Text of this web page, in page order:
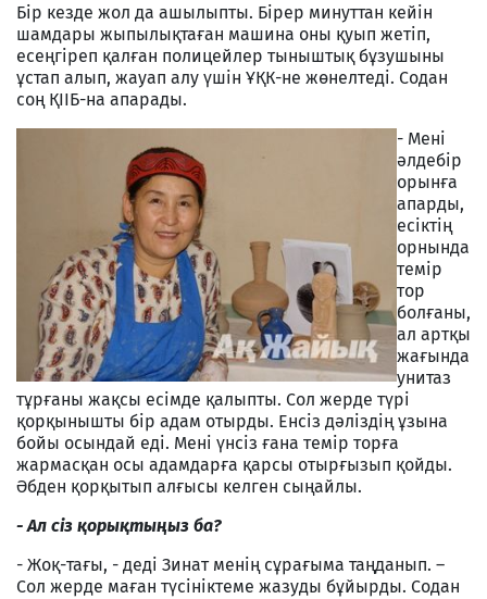
Бір кезде жол да ашылыпты. Бірер минуттан кейін
шамдары жыпылықтаған машина оны қуып жетіп,
есеңгіреп қалған полицейлер тыныштық бұзушыны
ұстап алып, жауап алу үшін ҰҚК-не жөнелтеді. Содан
соң ҚІІБ-на апарады.
- Мені
әлдебір
орынға
апарды,
есіктің
орнында
темір
тор
болғаны,
ал артқы
жағында
унитаз
тұрғаны жақсы есімде қалыпты. Сол жерде түрі
қорқынышты бір адам отырды. Енсіз дәліздің ұзына
бойы осындай еді. Мені үнсіз ғана темір торға
жармасқан осы адамдарға қарсы отырғызып қойды.
Әбден қорқытып алғысы келген сыңайлы.
- Ал сіз қорықтыңыз ба?
- Жоқ-тағы, - деді Зинат менің сұрағыма таңданып. –
Сол жерде маған түсініктеме жазуды бұйырды. Содан